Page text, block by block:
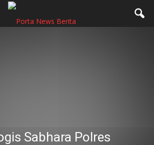
Sabhara Polres